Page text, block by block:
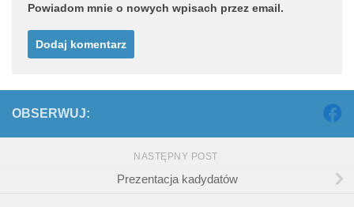
Powiadom mnie o nowych wpisach przez email.
OBSERWUJ:
NASTĘPNY POST
Prezentacja kadydatów